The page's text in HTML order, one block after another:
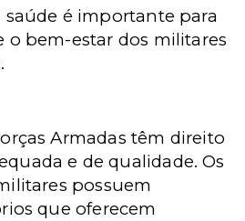
saúde é importante para
o bem-estar dos militares
Armadas têm direito
e de qualidade. Os
possuem
que oferecem